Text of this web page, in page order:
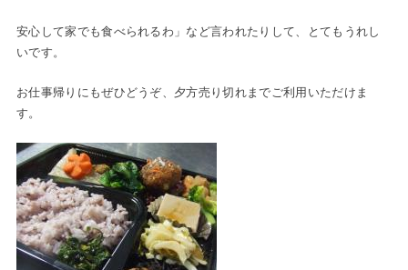
安心して家でも食べられるわ」など言われたりして、とてもうれし
いです。
お仕事帰りにもぜひどうぞ、夕方売り切れまでご利用いただけま
す。